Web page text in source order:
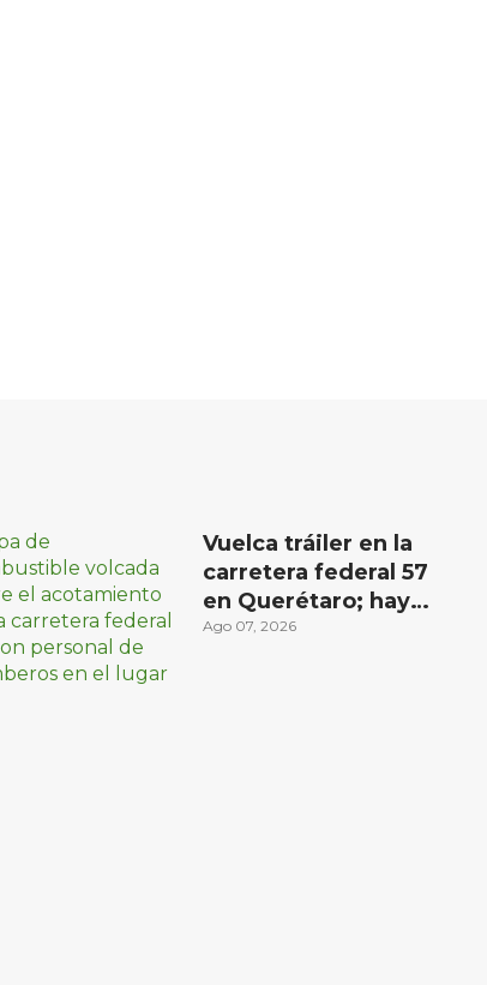
Vuelca tráiler en la
carretera federal 57
en Querétaro; hay
derrame de
Ago 07, 2026